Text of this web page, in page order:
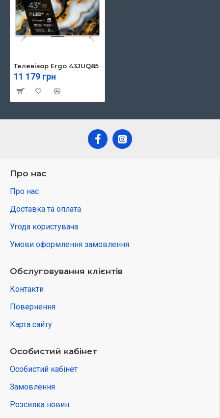
Телевізор Ergo 43JUQ85
11 179 грн
Про нас
Про нас
Доставка та оплата
Угода користувача
Умови оформлення замовлення
Обслуговування клієнтів
Контакти
Повернення
Карта сайту
Особистий кабінет
Особистий кабінет
Замовлення
Розсилка новин